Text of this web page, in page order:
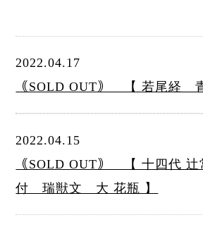
2022.04.17
｟SOLD OUT｠ 【 若尾経
2022.04.15
｟SOLD OUT｠ 【 十四代
付 瑞獣文 大 花瓶 】